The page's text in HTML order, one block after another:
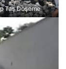
Taş Döşeme